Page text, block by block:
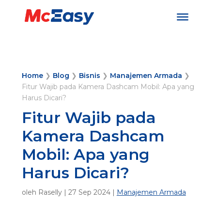
Home❯ Blog ❯ Bisnis ❯ Manajemen Armada ❯
Fitur Wajib pada Kamera Dashcam Mobil: Apa yang
Harus Dicari?
Fitur Wajib pada
Kamera Dashcam
Mobil: Apa yang
Harus Dicari?
oleh Raselly| 27 Sep 2024| Manajemen Armada